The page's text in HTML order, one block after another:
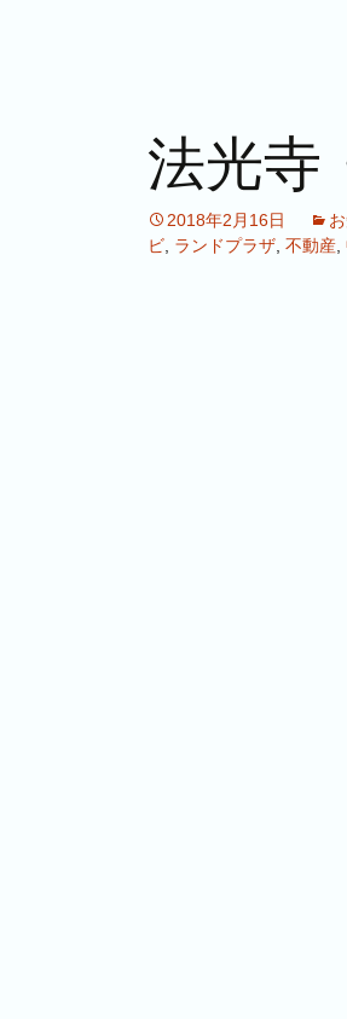
法光
2018年2月16日
ビ, ランドプラザ, 不動産,